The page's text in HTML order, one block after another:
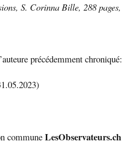
S. Corinna Bille, 288 pages,
précédemment chroniqué:
commune LesObservateurs.ch